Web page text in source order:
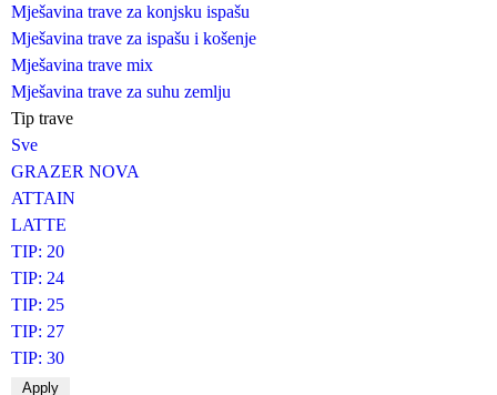
Mješavina trave za konjsku ispašu
Mješavina trave za ispašu i košenje
Mješavina trave mix
Mješavina trave za suhu zemlju
Tip trave
Sve
GRAZER NOVA
ATTAIN
LATTE
TIP: 20
TIP: 24
TIP: 25
TIP: 27
TIP: 30